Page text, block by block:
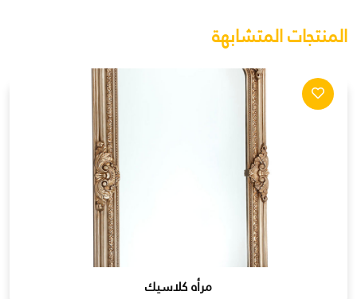
المنتجات المتشابهة
مرأه كلاسيك